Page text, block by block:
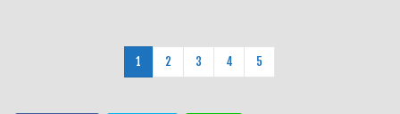
1 2 3 4 5